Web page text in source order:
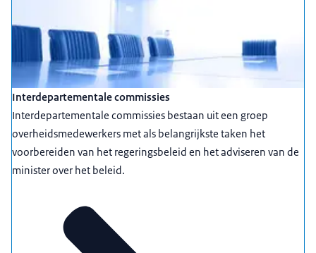
Interdepartementale commissies
Interdepartementale commissies bestaan uit een groep
overheidsmedewerkers met als belangrijkste taken het
voorbereiden van het regeringsbeleid en het adviseren van de
minister over het beleid.